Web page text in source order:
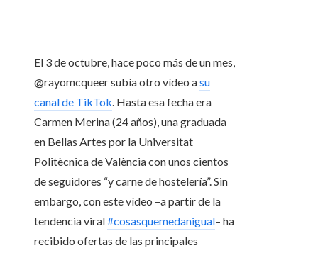
El 3 de octubre, hace poco más de un mes,
@rayomcqueer subía otro vídeo asu
canal de TikTok. Hasta esa fecha era
Carmen Merina (24 años), una graduada
en Bellas Artes por la Universitat
Politècnica de València con unos cientos
de seguidores “y carne de hostelería”. Sin
embargo, con este vídeo –a partir de la
tendencia viral#cosasquemedanigual– ha
recibido ofertas de las principales